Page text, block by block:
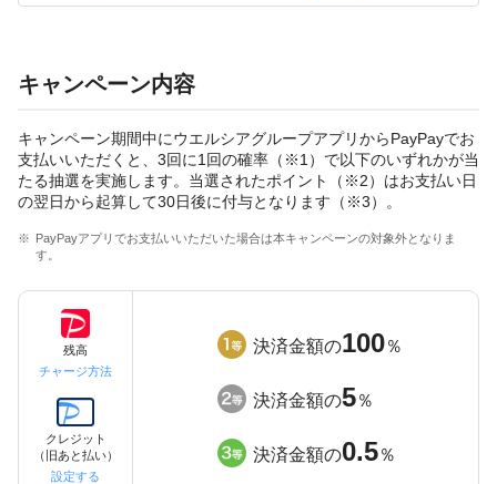
キャンペーン内容
キャンペーン期間中にウエルシアグループアプリからPayPayでお
支払いいただくと、3回に1回の確率（※1）で以下のいずれかが当
たる抽選を実施します。当選されたポイント（※2）はお支払い日
の翌日から起算して30日後に付与となります（※3）。
PayPayアプリでお支払いいただいた場合は本キャンペーンの対象外となりま
す。
残高
チャージ方法
クレジット
（旧あと払い）
設定する
決済金額の100％
決済金額の5％
決済金額の0.5％